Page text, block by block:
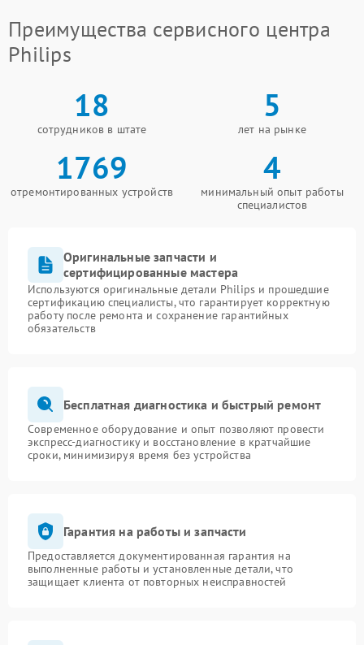
Преимущества сервисного центра
Philips
18
сотрудников в штате
5
лет на рынке
1769
отремонтированных устройств
4
минимальный опыт работы
специалистов
Оригинальные запчасти и
сертифицированные мастера
Используются оригинальные детали Philips и прошедшие
сертификацию специалисты, что гарантирует корректную
работу после ремонта и сохранение гарантийных
обязательств
Бесплатная диагностика и быстрый ремонт
Современное оборудование и опыт позволяют провести
экспресс-диагностику и восстановление в кратчайшие
сроки, минимизируя время без устройства
Гарантия на работы и запчасти
Предоставляется документированная гарантия на
выполненные работы и установленные детали, что
защищает клиента от повторных неисправностей